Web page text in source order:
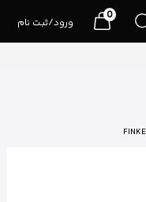
ورود/ثبت نام
0